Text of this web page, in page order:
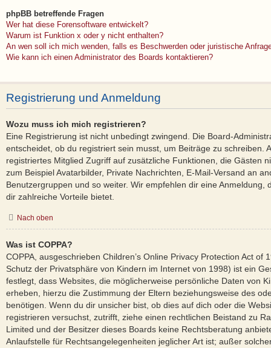
phpBB betreffende Fragen
Wer hat diese Forensoftware entwickelt?
Warum ist Funktion x oder y nicht enthalten?
An wen soll ich mich wenden, falls es Beschwerden oder juristische
Wie kann ich einen Administrator des Boards kontaktieren?
Registrierung und Anmeldung
Wozu muss ich mich registrieren?
Eine Registrierung ist nicht unbedingt zwingend. Die Board-
entscheidet, ob du registriert sein musst, um Beiträge zu schreiben.
registriertes Mitglied Zugriff auf zusätzliche Funktionen, die Gästen
zum Beispiel Avatarbilder, Private Nachrichten, E-Mail-Versand an
Benutzergruppen und so weiter. Wir empfehlen dir eine Anmeldung,
dir zahlreiche Vorteile bietet.
Nach oben
Was ist COPPA?
COPPA, ausgeschrieben Children’s Online Privacy Protection Act of
Schutz der Privatsphäre von Kindern im Internet von 1998) ist ein
festlegt, dass Websites, die möglicherweise persönliche Daten von
erheben, hierzu die Zustimmung der Eltern beziehungsweise des
benötigen. Wenn du dir unsicher bist, ob dies auf dich oder die
registrieren versuchst, zutrifft, ziehe einen rechtlichen Beistand zu
Limited und der Besitzer dieses Boards keine Rechtsberatung
Anlaufstelle für Rechtsangelegenheiten jeglicher Art ist; außer